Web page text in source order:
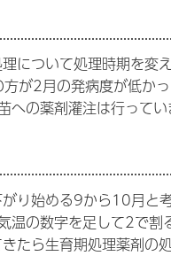
について処理時期を変
が2月の発病度が低か
の薬剤灌注は行ってい
り始める9から10月と
の数字を足して2で
ら生育期処理薬剤の